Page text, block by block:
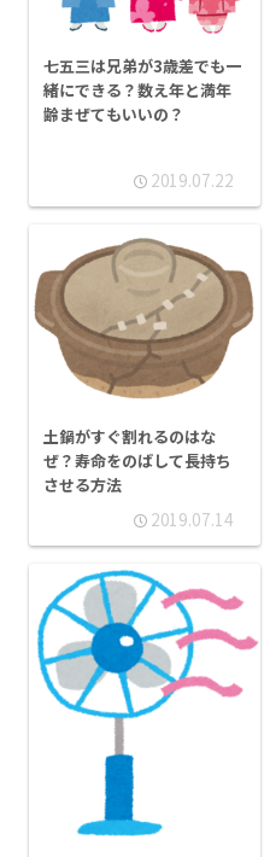
七五三は兄弟が3歳差でも一
緒にできる？数え年と満年
齢まぜてもいいの？
2019.07.22
土鍋がすぐ割れるのはな
ぜ？寿命をのばして長持ち
させる方法
2019.07.14